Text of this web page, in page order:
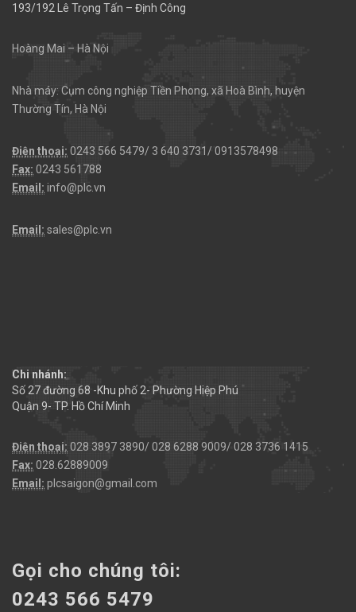
193/192 Lê Trọng Tấn – Định Công
Hoàng Mai – Hà Nội
Nhà máy: Cụm công nghiệp Tiền Phong, xã Hoà Bình, huyện
Thường Tín, Hà Nội
Điện thoại: 0243 566 5479/ 3 640 3731/ 0913578498
Fax: 0243 561788
Email: info@plc.vn
Email: sales@plc.vn
Chi nhánh:
Số 27 đường 68 -Khu phố 2- Phường Hiệp Phú
Quận 9- TP. Hồ Chí Minh
Điện thoại: 028 3897 3890/ 028 6288 9009/ 028 3736 1415
Fax: 028.62889009
Email: plcsaigon@gmail.com
Gọi cho chúng tôi:
0243 566 5479